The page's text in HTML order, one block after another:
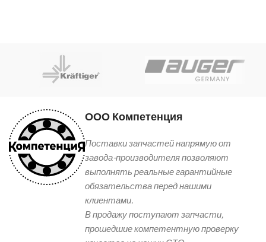
ООО Компетенция
Поставки запчастей напрямую от
завода-производителя позволяют
выполнять реальные гарантийные
обязательства перед нашими
клиентами.
В продажу поступают запчасти,
прошедшие компетентную проверку